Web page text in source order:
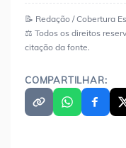
📝 Redação / Cobertura
⚖️ Todos os direitos
citação da fonte.
COMPARTILHAR: